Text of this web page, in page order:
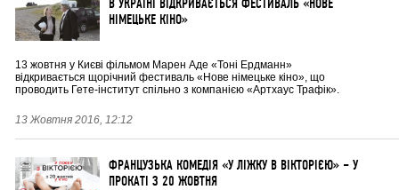
В УКРАЇНІ ВІДКРИВАЄТЬСЯ ФЕСТИВАЛЬ «НОВЕ
НІМЕЦЬКЕ КІНО»
13 жовтня у Києві фільмом Марен Аде «Тоні Ердманн»
відкривається щорічний фестиваль «Нове німецьке кіно», що
проводить Гете-інститут спільно з компанією «Артхаус Трафік».
13 Жовтня 2016, 12:12
ФРАНЦУЗЬКА КОМЕДІЯ «У ЛІЖКУ В ВІКТОРІЄЮ» – У
ПРОКАТІ З 20 ЖОВТНЯ